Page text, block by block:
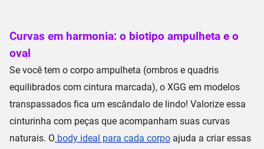
Curvas em harmonia: o biotipo ampulheta e o
oval
Se você tem o corpo ampulheta (ombros e quadris
equilibrados com cintura marcada), o XGG em modelos
transpassados fica um escândalo de lindo! Valorize essa
cinturinha com peças que acompanham suas curvas
naturais. O body ideal para cada corpo ajuda a criar essas